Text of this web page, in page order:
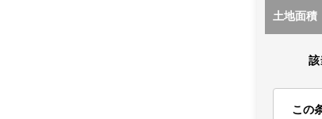
土地面積
該
この